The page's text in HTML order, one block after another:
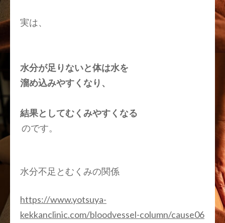
実は、
水分が足りないと体は水を
溜め込みやすくなり、
結果としてむくみやすくなる
のです。
水分不足とむくみの関係
https://www.yotsuya-
kekkanclinic.com/bloodvessel-column/cause06